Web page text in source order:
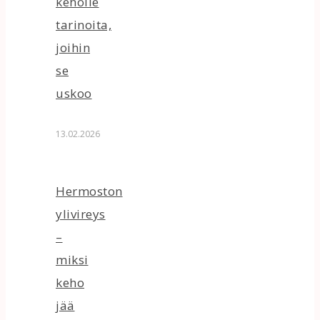
tarinoita,
joihin
se
uskoo
13.02.2026
Hermoston
ylivireys
–
miksi
keho
jää